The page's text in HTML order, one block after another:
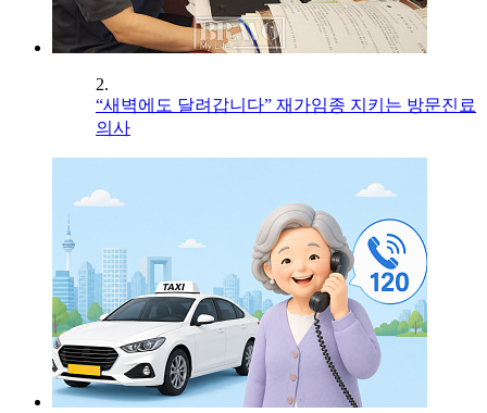
2.
“새벽에도 달려갑니다” 재가임종 지키는 방문진료
의사